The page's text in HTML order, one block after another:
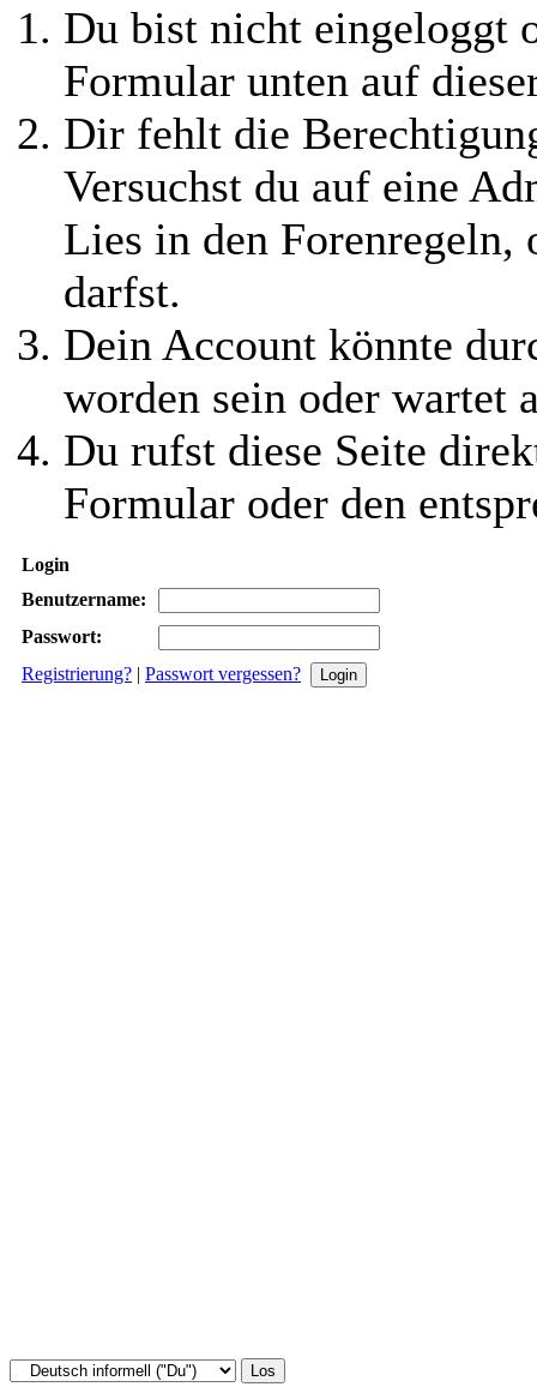
Du bist nicht eingeloggt
Formular unten auf
Dir fehlt die
Versuchst du auf eine
Lies in den Forenregeln,
darfst.
Dein Account könnte
worden sein oder wartet
Du rufst diese Seite
Formular oder den
Login
Benutzername:
Passwort:
Registrierung? | Passwort vergessen?